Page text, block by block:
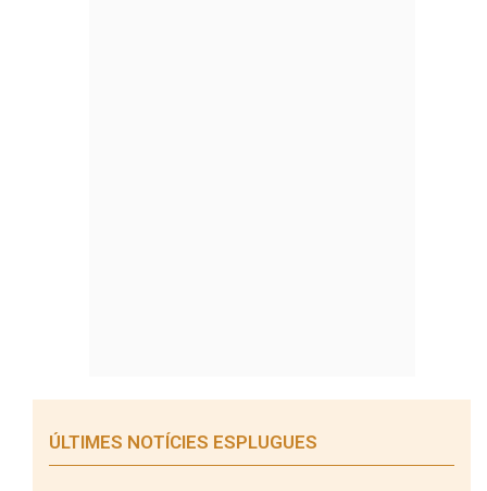
ÚLTIMES NOTÍCIES ESPLUGUES